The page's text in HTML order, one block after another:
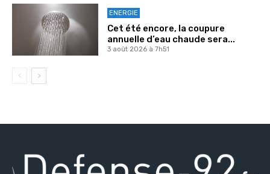
ENERGIE
Cet été encore, la coupure
annuelle d’eau chaude sera...
3 août 2026 à 7h51